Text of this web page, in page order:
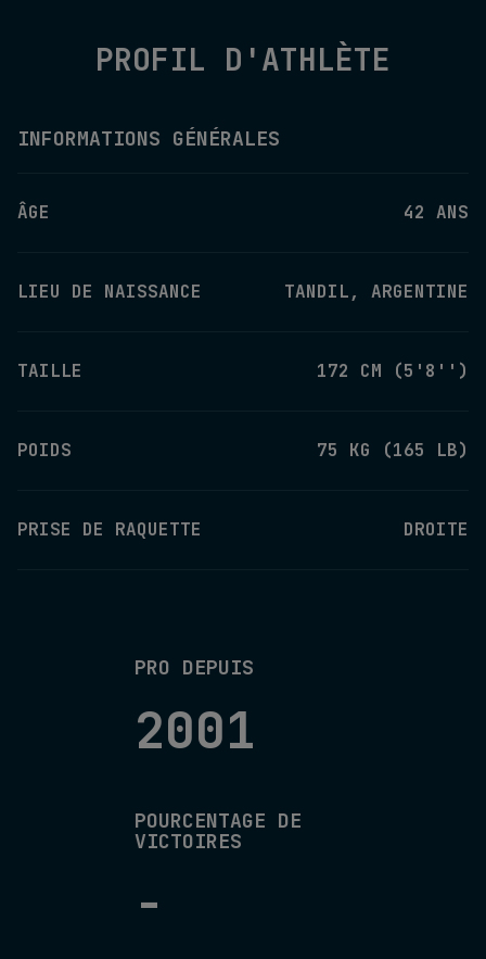
PROFIL D'ATHLÈTE
INFORMATIONS GÉNÉRALES
ÂGE 42 ANS
LIEU DE NAISSANCE TANDIL, ARGENTINE
TAILLE 172 CM (5'8'')
POIDS 75 KG (165 LB)
PRISE DE RAQUETTE DROITE
PRO DEPUIS
2001
POURCENTAGE DE
VICTOIRES
-